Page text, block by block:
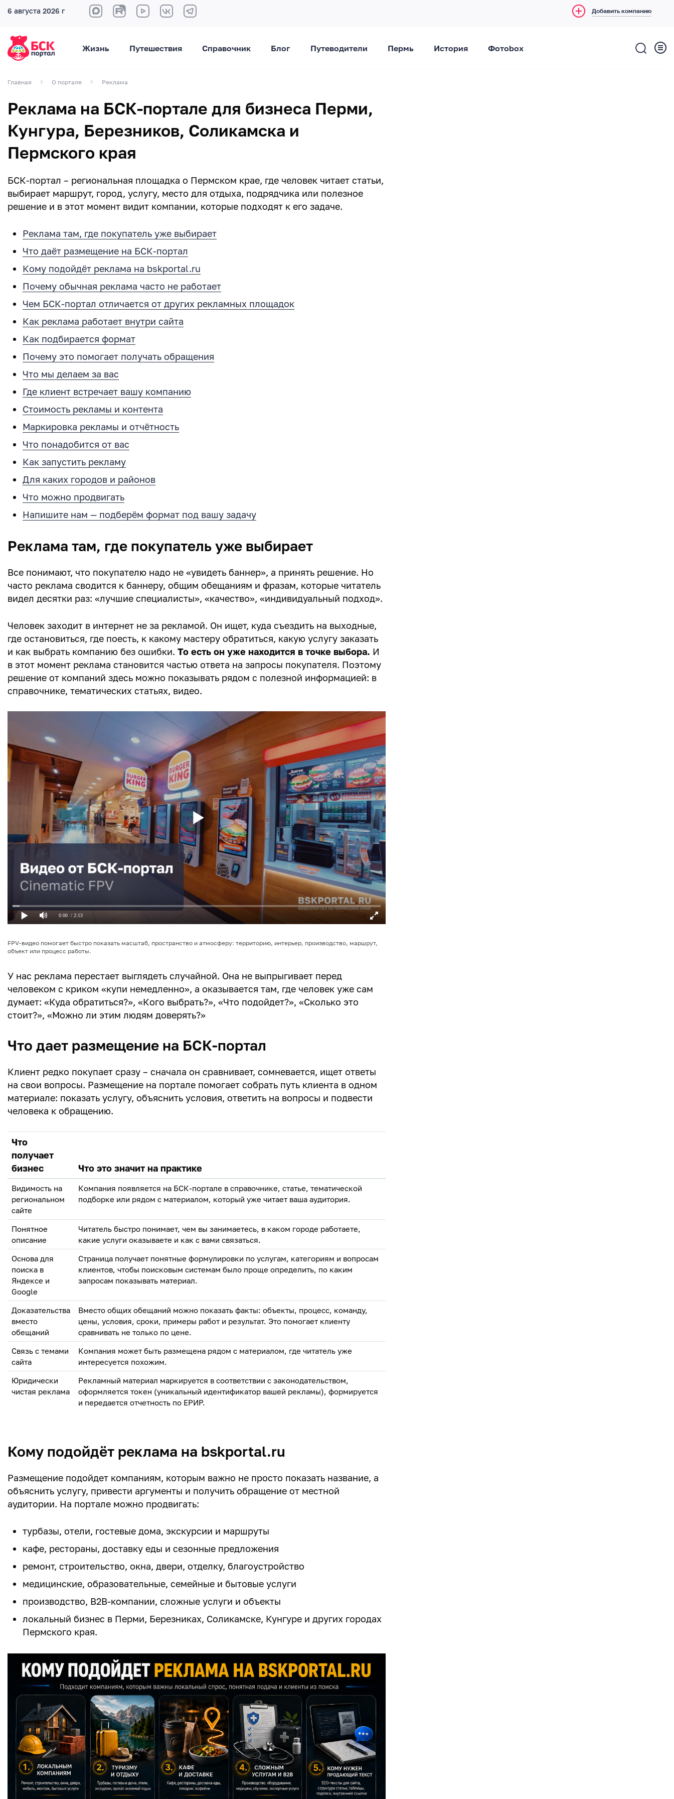
6 августа 2026 г Добавить компанию
Жизнь Путешествия Справочник Блог Путеводители Пермь История Фотоbox
Главная О портале Реклама
Реклама на БСК-портале для бизнеса Перми,
Кунгура, Березников, Соликамска и
Пермского края
БСК-портал – региональная площадка о Пермском крае, где человек читает статьи,
выбирает маршрут, город, услугу, место для отдыха, подрядчика или полезное
решение и в этот момент видит компании, которые подходят к его задаче.
Реклама там, где покупатель уже выбирает
Что даёт размещение на БСК‑портал
Кому подойдёт реклама на bskportal.ru
Почему обычная реклама часто не работает
Чем БСК‑портал отличается от других рекламных площадок
Как реклама работает внутри сайта
Как подбирается формат
Почему это помогает получать обращения
Что мы делаем за вас
Где клиент встречает вашу компанию
Стоимость рекламы и контента
Маркировка рекламы и отчётность
Что понадобится от вас
Как запустить рекламу
Для каких городов и районов
Что можно продвигать
Напишите нам — подберём формат под вашу задачу
Реклама там, где покупатель уже выбирает
Все понимают, что покупателю надо не «увидеть баннер», а принять решение. Но
часто реклама сводится к баннеру, общим обещаниям и фразам, которые читатель
видел десятки раз: «лучшие специалисты», «качество», «индивидуальный подход».
Человек заходит в интернет не за рекламой. Он ищет, куда съездить на выходные,
где остановиться, где поесть, к какому мастеру обратиться, какую услугу заказать
и как выбрать компанию без ошибки. То есть он уже находится в точке выбора. И
в этот момент реклама становится частью ответа на запросы покупателя. Поэтому
решение от компаний здесь можно показывать рядом с полезной информацией: в
справочнике, тематических статьях, видео.
0:00 / 2:13
FPV-видео помогает быстро показать масштаб, пространство и атмосферу: территорию, интерьер, производство, маршрут,
объект или процесс работы.
У нас реклама перестает выглядеть случайной. Она не выпрыгивает перед
человеком с криком «купи немедленно», а оказывается там, где человек уже сам
думает: «Куда обратиться?», «Кого выбрать?», «Что подойдет?», «Сколько это
стоит?», «Можно ли этим людям доверять?»
Что дает размещение на БСК-портал
Клиент редко покупает сразу – сначала он сравнивает, сомневается, ищет ответы
на свои вопросы. Размещение на портале помогает собрать путь клиента в одном
материале: показать услугу, объяснить условия, ответить на вопросы и подвести
человека к обращению.
Что
получает
бизнес
Что это значит на практике
Видимость на
региональном
сайте
Компания появляется на БСК-портале в справочнике, статье, тематической
подборке или рядом с материалом, который уже читает ваша аудитория.
Понятное
описание
Читатель быстро понимает, чем вы занимаетесь, в каком городе работаете,
какие услуги оказываете и как с вами связаться.
Основа для
поиска в
Яндексе и
Google
Страница получает понятные формулировки по услугам, категориям и вопросам
клиентов, чтобы поисковым системам было проще определить, по каким
запросам показывать материал.
Доказательства
вместо
обещаний
Вместо общих обещаний можно показать факты: объекты, процесс, команду,
цены, условия, сроки, примеры работ и результат. Это помогает клиенту
сравнивать не только по цене.
Связь с темами
сайта
Компания может быть размещена рядом с материалом, где читатель уже
интересуется похожим.
Юридически
чистая реклама
Рекламный материал маркируется в соответствии с законодательством,
оформляется токен (уникальный идентификатор вашей рекламы), формируется
и передается отчетность по ЕРИР.
Кому подойдёт реклама на bskportal.ru
Размещение подойдет компаниям, которым важно не просто показать название, а
объяснить услугу, привести аргументы и получить обращение от местной
аудитории. На портале можно продвигать:
турбазы, отели, гостевые дома, экскурсии и маршруты
кафе, рестораны, доставку еды и сезонные предложения
ремонт, строительство, окна, двери, отделку, благоустройство
медицинские, образовательные, семейные и бытовые услуги
производство, B2B-компании, сложные услуги и объекты
локальный бизнес в Перми, Березниках, Соликамске, Кунгуре и других городах
Пермского края.